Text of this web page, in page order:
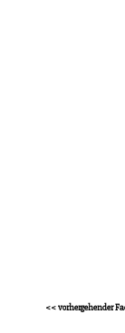
<< vorhergehender